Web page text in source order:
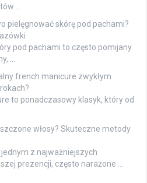
…
pielęgnować skórę pod pachami?
pod pachami to często pomijany
…
french manicure zwykłym
to ponadczasowy klasyk, który od
włosy? Skuteczne metody
jednym z najważniejszych
prezencji, często narażone …